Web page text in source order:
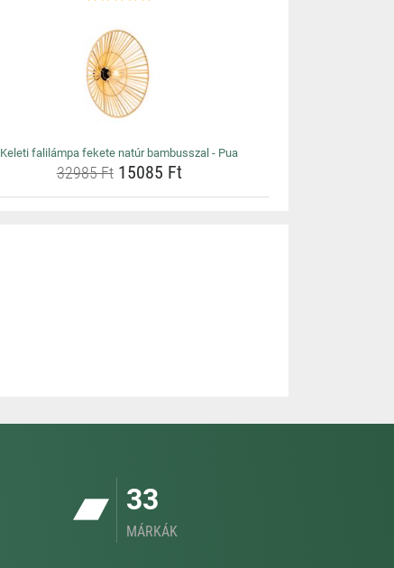
Keleti falilámpa fekete natúr bambusszal - Pua
32985 Ft15085 Ft
33
MÁRKÁK